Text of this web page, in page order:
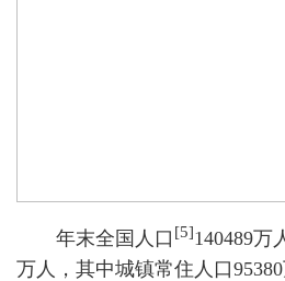
年末全国人口 [5]140489万
万人，其中城镇常住人口